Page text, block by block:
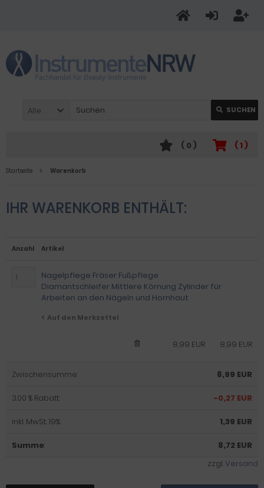
Alle SUCHEN
( 1 )
( 0 )
Startseite Warenkorb
IHR WARENKORB ENTHÄLT:
Anzahl Artikel
Nagelpflege Fräser Fußpflege
Diamantschleifer Mittlere Körnung Zylinder für
Arbeiten an den Nägeln und Hornhaut
Auf den Merkzettel
8,99 EUR
8,99 EUR
Zwischensumme: 8,99 EUR
3.00 % Rabatt: -0,27 EUR
inkl. MwSt. 19%: 1,39 EUR
Summe:
8,72 EUR
zzgl.Versand